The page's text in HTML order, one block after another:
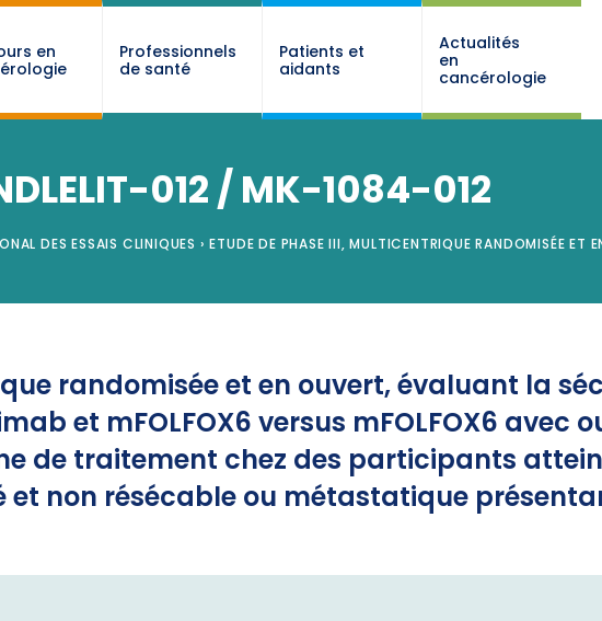
en
Professionnels
de santé
Patients et
aidants
Actualités
en
cancérologie
012 / MK-1084-012
DES ESSAIS CLINIQUES › ETUDE DE PHASE III, MULTICENTRIQUE RANDOMISÉE ET
randomisée et en ouvert, évaluant la
et mFOLFOX6 versus mFOLFOX6 avec
de traitement chez des participants
non résécable ou métastatique